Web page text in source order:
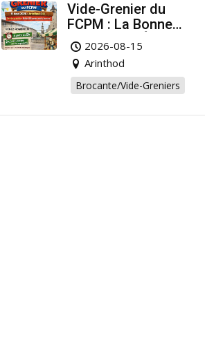
Vide-Grenier du
FCPM : La Bonne
Affaire de l’Été à
Arinthod !
2026-08-15
Arinthod
Brocante/Vide-Greniers